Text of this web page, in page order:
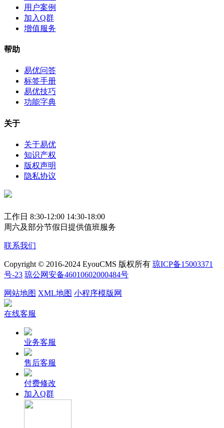
用户案例
加入Q群
增值服务
帮助
易优问答
标签手册
易优技巧
功能字典
关于
关于易优
知识产权
版权声明
隐私协议
工作日 8:30-12:00 14:30-18:00
周六及部分节假日提供值班服务
联系我们
Copyright © 2016-2024 EyouCMS 版权所有 琼ICP备15003371
号-23 琼公网安备46010602000484号
网站地图 XML地图 小程序模版网
在线客服
业务客服
售后客服
付费修改
加入Q群